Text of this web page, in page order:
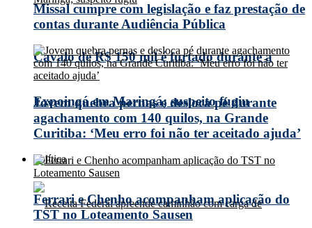
Cavalo de R$ 150 mil é furtado durante a
Expoingá em Maringá; suspeito fugiu
Política
Missal cumpre com legislação e faz prestação de
contas durante Audiência Pública
Jovem quebra pernas e desloca pé durante
agachamento com 140 quilos, na Grande
Curitiba: ‘Meu erro foi não ter aceitado ajuda’
Ferrari e Chenho acompanham aplicação do
TST no Loteamento Sausen